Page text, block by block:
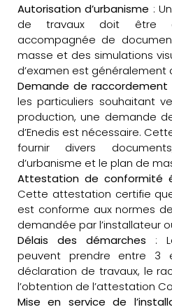
Autorisation d’urbanisme :
de travaux doit être
accompagnée de
masse et des simulations
d’examen est généralement
Demande de raccordement
les particuliers souhaitant
production, une demande
d’Enedis est nécessaire.
fournir divers
d’urbanisme et le plan de
Attestation de conformité
Cette attestation certifie
est conforme aux normes
demandée par l’installateur
Délais des démarches :
peuvent prendre entre 3
déclaration de travaux, le
l’obtention de l’attestation
Mise en service de